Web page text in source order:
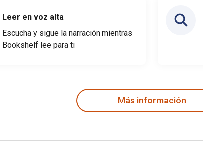
Leer en voz alta
Escucha y sigue la narración mientras
Bookshelf lee para ti
Más información